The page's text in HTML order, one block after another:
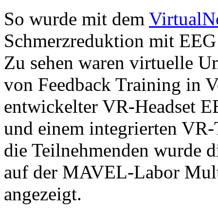
So wurde mit dem
Schmerzreduktion mit
Zu sehen waren virtuelle
von Feedback Training in
entwickelter VR-Headset
und einem integrierten
die Teilnehmenden wurde
auf der MAVEL-Labor
angezeigt.